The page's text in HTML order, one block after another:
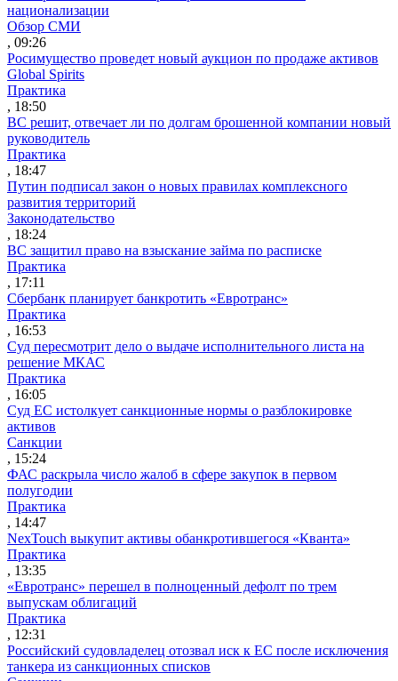
национализации
Обзор СМИ
, 09:26
Росимущество проведет новый аукцион по продаже активов
Global Spirits
Практика
, 18:50
ВС решит, отвечает ли по долгам брошенной компании новый
руководитель
Практика
, 18:47
Путин подписал закон о новых правилах комплексного
развития территорий
Законодательство
, 18:24
ВС защитил право на взыскание займа по расписке
Практика
, 17:11
Сбербанк планирует банкротить «Евротранс»
Практика
, 16:53
Суд пересмотрит дело о выдаче исполнительного листа на
решение МКАС
Практика
, 16:05
Суд ЕС истолкует санкционные нормы о разблокировке
активов
Санкции
, 15:24
ФАС раскрыла число жалоб в сфере закупок в первом
полугодии
Практика
, 14:47
NexTouch выкупит активы обанкротившегося «Кванта»
Практика
, 13:35
«Евротранс» перешел в полноценный дефолт по трем
выпускам облигаций
Практика
, 12:31
Российский судовладелец отозвал иск к ЕС после исключения
танкера из санкционных списков